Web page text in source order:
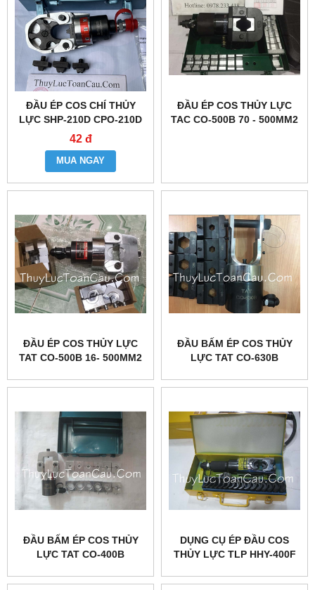
ĐẦU ÉP COS CHÍ THỦY
LỰC SHP-210D CPO-210D
42 đ
MUA NGAY
ĐẦU ÉP COS THỦY LỰC
TAC CO-500B 70 - 500MM2
ĐẦU ÉP COS THỦY LỰC
TAT CO-500B 16- 500MM2
ĐẦU BẤM ÉP COS THỦY
LỰC TAT CO-630B
ĐẦU BẤM ÉP COS THỦY
LỰC TAT CO-400B
DỤNG CỤ ÉP ĐẦU COS
THỦY LỰC TLP HHY-400F